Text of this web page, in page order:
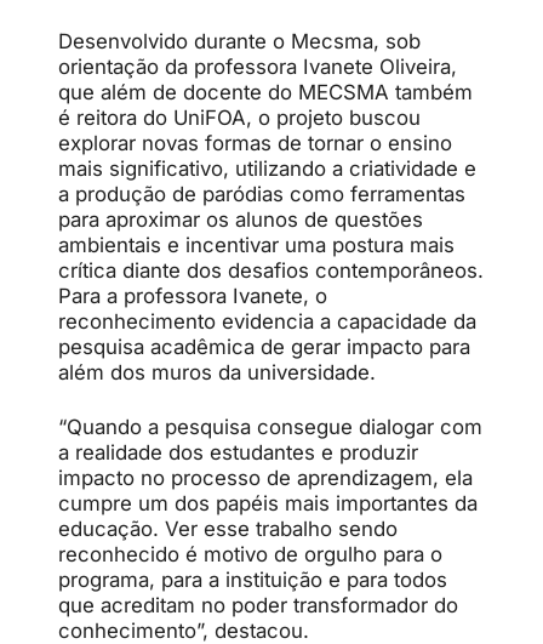
Desenvolvido durante o Mecsma, sob
orientação da professora Ivanete Oliveira,
que além de docente do MECSMA também
é reitora do UniFOA, o projeto buscou
explorar novas formas de tornar o ensino
mais significativo, utilizando a criatividade e
a produção de paródias como ferramentas
para aproximar os alunos de questões
ambientais e incentivar uma postura mais
crítica diante dos desafios contemporâneos.
Para a professora Ivanete, o
reconhecimento evidencia a capacidade da
pesquisa acadêmica de gerar impacto para
além dos muros da universidade.
“Quando a pesquisa consegue dialogar com
a realidade dos estudantes e produzir
impacto no processo de aprendizagem, ela
cumpre um dos papéis mais importantes da
educação. Ver esse trabalho sendo
reconhecido é motivo de orgulho para o
programa, para a instituição e para todos
que acreditam no poder transformador do
conhecimento”, destacou.